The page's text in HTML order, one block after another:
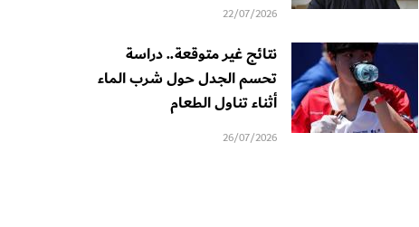
22/07/2026
نتائج غير متوقعة.. دراسة
تحسم الجدل حول شرب الماء
أثناء تناول الطعام
26/07/2026